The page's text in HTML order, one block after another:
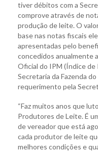
tiver débitos com a
comprove através de
produção de leite. O
base nas notas fiscais
apresentadas pelo
concedidos anualmente
Oficial do IPM (Índice de
Secretaria da Fazenda
requerimento pela
“Faz muitos anos que
Produtores de Leite. É
de vereador que está
cada produtor de leite
melhores condições e